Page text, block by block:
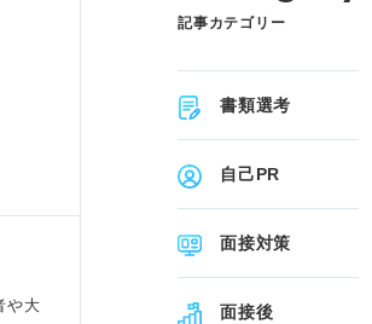
。
や大
記事カテゴリー
書類選考
自己PR
面接対策
面接後